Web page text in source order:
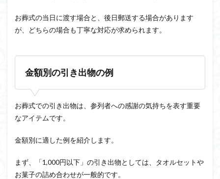
お葬式の当日に渡す場合と、後日郵送する場合があります
が、どちらの場合も丁寧な対応が求められます。
金額別の引き出物の例
お葬式での引き出物は、参列者への感謝の気持ちを表す重要
なアイテムです。
金額別に適した例を紹介します。
まず、「1,000円以下」の引き出物としては、タオルセットや
お菓子の詰め合わせが一般的です。